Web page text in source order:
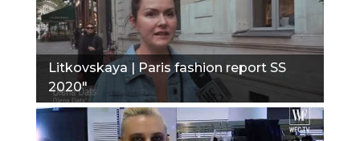
Litkovskaya | Paris fashion report SS
2020"